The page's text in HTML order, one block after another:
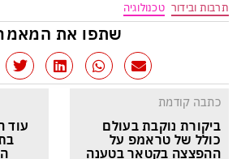
תרבות ובידור טכנולוגיה
שתפו את
כתבה קודמת
ביקורת נוקבת בעולם
כולל של טראמפ על
ההפצצה בקטאר בטענה
עוד